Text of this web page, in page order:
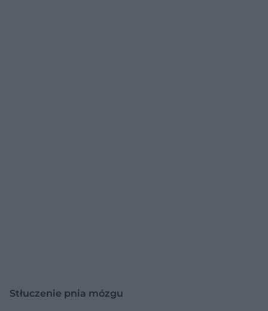
Stłuczenie pnia mózgu